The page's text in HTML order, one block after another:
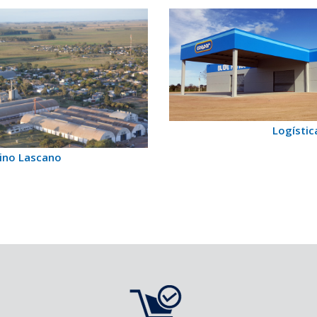
Lascano